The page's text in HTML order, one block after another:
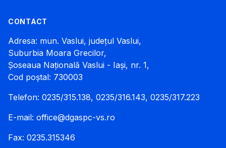
CONTACT
Adresa: mun. Vaslui, județul Vaslui,
Suburbia Moara Grecilor,
Șoseaua Națională Vaslui - Iași, nr. 1,
Cod poștal: 730003
Telefon: 0235/315.138, 0235/316.143, 0235/317.223
E-mail: office@dgaspc-vs.ro
Fax: 0235.315346